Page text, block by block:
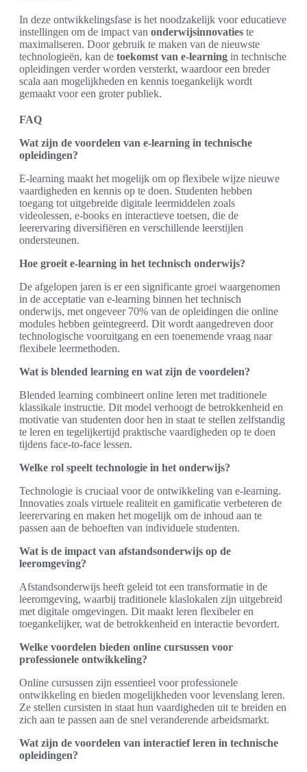
In deze ontwikkelingsfase is het noodzakelijk voor educatieve
instellingen om de impact van onderwijsinnovaties te
maximaliseren. Door gebruik te maken van de nieuwste
technologieën, kan de toekomst van e-learning in technische
opleidingen verder worden versterkt, waardoor een breder
scala aan mogelijkheden en kennis toegankelijk wordt
gemaakt voor een groter publiek.
FAQ
Wat zijn de voordelen van e-learning in technische
opleidingen?
E-learning maakt het mogelijk om op flexibele wijze nieuwe
vaardigheden en kennis op te doen. Studenten hebben
toegang tot uitgebreide digitale leermiddelen zoals
videolessen, e-books en interactieve toetsen, die de
leerervaring diversifiëren en verschillende leerstijlen
ondersteunen.
Hoe groeit e-learning in het technisch onderwijs?
De afgelopen jaren is er een significante groei waargenomen
in de acceptatie van e-learning binnen het technisch
onderwijs, met ongeveer 70% van de opleidingen die online
modules hebben geïntegreerd. Dit wordt aangedreven door
technologische vooruitgang en een toenemende vraag naar
flexibele leermethoden.
Wat is blended learning en wat zijn de voordelen?
Blended learning combineert online leren met traditionele
klassikale instructie. Dit model verhoogt de betrokkenheid en
motivatie van studenten door hen in staat te stellen zelfstandig
te leren en tegelijkertijd praktische vaardigheden op te doen
tijdens face-to-face lessen.
Welke rol speelt technologie in het onderwijs?
Technologie is cruciaal voor de ontwikkeling van e-learning.
Innovaties zoals virtuele realiteit en gamificatie verbeteren de
leerervaring en maken het mogelijk om de inhoud aan te
passen aan de behoeften van individuele studenten.
Wat is de impact van afstandsonderwijs op de
leeromgeving?
Afstandsonderwijs heeft geleid tot een transformatie in de
leeromgeving, waarbij traditionele klaslokalen zijn uitgebreid
met digitale omgevingen. Dit maakt leren flexibeler en
toegankelijker, wat de betrokkenheid en interactie bevordert.
Welke voordelen bieden online cursussen voor
professionele ontwikkeling?
Online cursussen zijn essentieel voor professionele
ontwikkeling en bieden mogelijkheden voor levenslang leren.
Ze stellen cursisten in staat hun vaardigheden uit te breiden en
zich aan te passen aan de snel veranderende arbeidsmarkt.
Wat zijn de voordelen van interactief leren in technische
opleidingen?